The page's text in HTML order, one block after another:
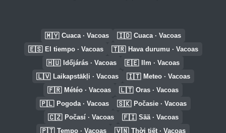
🇲🇾 Cuaca · Vacoas 🇮🇩 Cuaca · Vacoas
🇪🇸 El tiempo · Vacoas 🇹🇷 Hava durumu · Vacoas
🇭🇺 Időjárás · Vacoas 🇪🇪 Ilm · Vacoas
🇱🇻 Laikapstākļi · Vacoas 🇮🇹 Meteo · Vacoas
🇫🇷 Météo · Vacoas 🇱🇹 Oras · Vacoas
🇵🇱 Pogoda · Vacoas 🇸🇰 Počasie · Vacoas
🇨🇿 Počasí · Vacoas 🇫🇮 Sää · Vacoas
🇵🇹 Tempo · Vacoas 🇻🇳 Thời tiết · Vacoas